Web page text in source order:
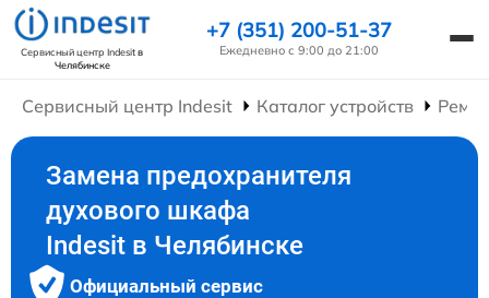
Сервисный центр Indesitв
Челябинске
+7 (351) 200-51-37
Ежедневно с 9:00 до 21:00
Сервисный центр Indesit Каталог устройств
Замена предохранителя
духового шкафа
Indesit в Челябинске
Официальный сервис